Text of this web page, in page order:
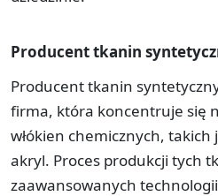
Producent tkanin
Producent tkanin
firma, która koncentruje się
włókien chemicznych, takich
akryl. Proces produkcji tych
zaawansowanych